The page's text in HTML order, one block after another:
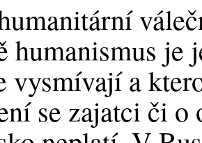
humanismus je
vysmívají a
se zajatci či